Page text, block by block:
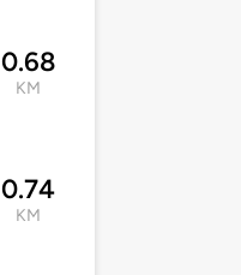
0.68
KM
0.74
KM